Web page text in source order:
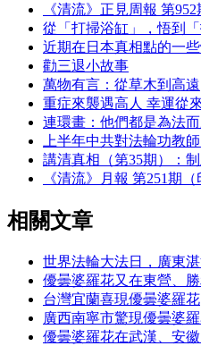
《清流》正見周報 第952
從「打掃浴缸」，悟到「
近期在日本真相點的一
勸三退小故事
萬物有言：從草木到高遠
重症來襲遇高人 幸運從
連環畫：他們都是為法而
上半年中共對法輪功教
講清真相（第35期）：
《清流》月報 第251期（
相關文章
世界法輪大法日，廣東
優曇婆羅花又在東營、
台灣宜蘭喜現優曇婆羅花
廣西南寧市驚現優曇婆
優曇婆羅花在武漢、安